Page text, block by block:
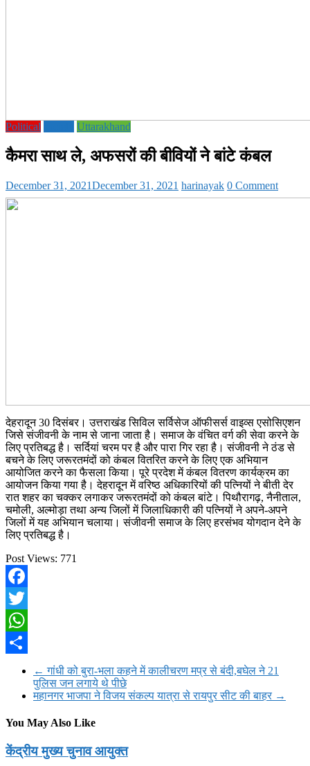
Political Uttarakhand
कैमरा साथ ले, अफसरों की बीवियों ने बांटे कंबल
December 31, 2021December 31, 2021 harinayak 0 Comment
देहरादून 30 दिसंबर। उत्तराखंड सिविल सर्विसेज ऑफीसर्स वाइव्स एसोसिएशन
जिसे संजीवनी के नाम से जाना जाता है। समाज के वंचित वर्ग की सेवा करने के
लिए प्रतिबद्ध है। सर्दियां चरम पर है और पारा गिर रहा है। संजीवनी ने ठंड से
बचने के लिए जरूरतमंदों को कंबल वितरित करने के लिए एक अभियान
आयोजित करने का फैसला किया। पूरे प्रदेश में कंबल वितरण कार्यक्रम का
आयोजन किया गया है। देहरादून में वरिष्ठ अधिकारियों की पत्नियों ने बीती देर
रात शहर का चक्कर लगाकर जरूरतमंदों को कंबल बांटे। पिथौरागढ़, नैनीताल,
चमोली, अल्मोड़ा तथा अन्य जिलों में जिलाधिकारी की पत्नियों ने अपने-अपने
जिलों में यह अभियान चलाया। संजीवनी समाज के लिए हरसंभव योगदान देने के
लिए प्रतिबद्ध है।
Post Views: 771
Facebook
Twitter
WhatsApp
← गांधी को बुरा-भला कहने में कालीचरण मप्र से बंदी,बघेल ने 21
पुलिस जन लगाये थे पीछे
महानगर भाजपा ने विजय संकल्प यात्रा से रायपुर सीट की बाहर →
You May Also Like
केंद्रीय मुख्य चुनाव आयुक्त